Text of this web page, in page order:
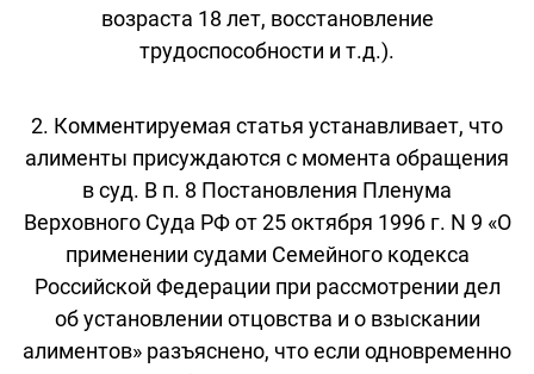
возраста 18 лет, восстановление
трудоспособности и т.д.).
2. Комментируемая статья устанавливает, что
алименты присуждаются с момента обращения
в суд. В п. 8 Постановления Пленума
Верховного Суда РФ от 25 октября 1996 г. N 9 «О
применении судами Семейного кодекса
Российской Федерации при рассмотрении дел
об установлении отцовства и о взыскании
алиментов» разъяснено, что если одновременно